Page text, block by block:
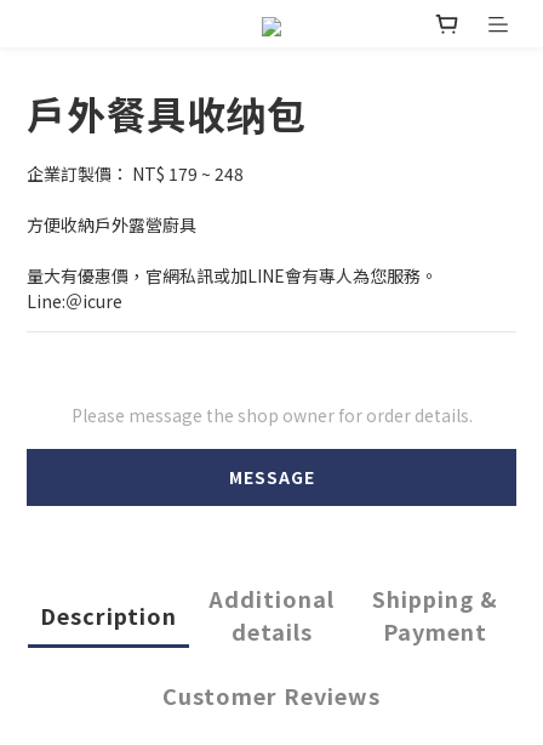
戶外餐具收纳包
企業訂製價： NT$ 179 ~ 248
方便收納戶外露營廚具
量大有優惠價，官網私訊或加LINE會有專人為您服務。
Line:＠icure
Please message the shop owner for order details.
MESSAGE
Description
Additional
details
Shipping &
Payment
Customer Reviews